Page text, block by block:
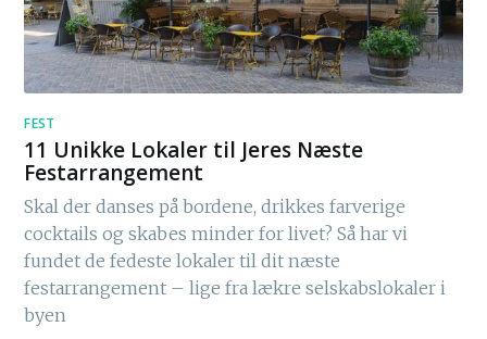
FEST
11 Unikke Lokaler til Jeres Næste
Festarrangement
Skal der danses på bordene, drikkes farverige
cocktails og skabes minder for livet? Så har vi
fundet de fedeste lokaler til dit næste
festarrangement – lige fra lækre selskabslokaler i
byen